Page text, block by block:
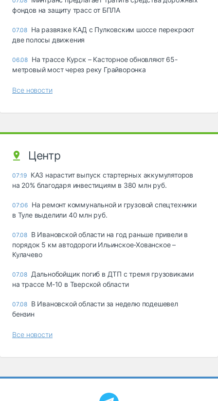
фондов на защиту трасс от БПЛА
07.08 На развязке КАД с Пулковским шоссе перекроют
две полосы движения
06.08 На трассе Курск – Касторное обновляют 65-
метровый мост через реку Грайворонка
Все новости
Центр
07:19 КАЗ нарастит выпуск стартерных аккумуляторов
на 20% благодаря инвестициям в 380 млн руб.
07:06 На ремонт коммунальной и грузовой спецтехники
в Туле выделили 40 млн руб.
07.08 В Ивановской области на год раньше привели в
порядок 5 км автодороги Ильинское-Хованское –
Кулачево
07.08 Дальнобойщик погиб в ДТП с тремя грузовиками
на трассе М-10 в Тверской области
07.08 В Ивановской области за неделю подешевел
бензин
Все новости